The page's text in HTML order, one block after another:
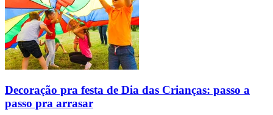
Decoração pra festa de Dia das Crianças: passo a
passo pra arrasar